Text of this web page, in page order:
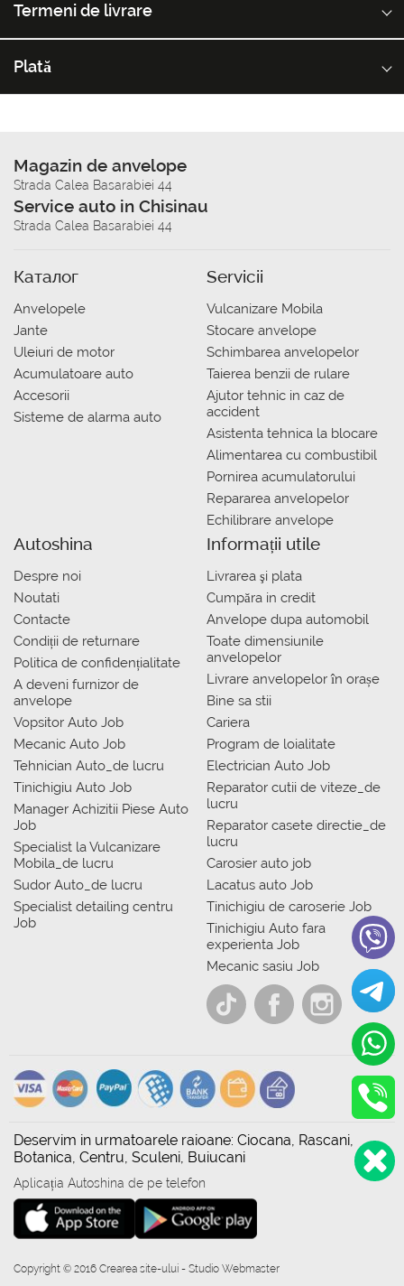
Termeni de livrare
Plată
Magazin de anvelope
Strada Calea Basarabiei 44
Service auto in Chisinau
Strada Calea Basarabiei 44
Каталог
Anvelopele
Jante
Uleiuri de motor
Acumulatoare auto
Accesorii
Sisteme de alarma auto
Servicii
Vulcanizare Mobila
Stocare anvelope
Schimbarea anvelopelor
Taierea benzii de rulare
Ajutor tehnic in caz de
accident
Asistenta tehnica la blocare
Alimentarea cu combustibil
Pornirea acumulatorului
Repararea anvelopelor
Echilibrare anvelope
Autoshina
Despre noi
Noutati
Contacte
Condiții de returnare
Politica de confidențialitate
A deveni furnizor de
anvelope
Vopsitor Auto Job
Mecanic Auto Job
Tehnician Auto_de lucru
Tinichigiu Auto Job
Manager Achizitii Piese Auto
Job
Specialist la Vulcanizare
Mobila_de lucru
Sudor Auto_de lucru
Specialist detailing centru
Job
Informații utile
Livrarea şi plata
Сumpăra in credit
Anvelope dupa automobil
Toate dimensiunile
anvelopelor
Livrare anvelopelor în orașe
Bine sa stii
Cariera
Program de loialitate
Electrician Auto Job
Reparator cutii de viteze_de
lucru
Reparator casete directie_de
lucru
Carosier auto job
Lacatus auto Job
Tinichigiu de caroserie Job
Tinichigiu Auto fara
experienta Job
Mecanic sasiu Job
Deservim in urmatoarele raioane: Ciocana, Rascani,
Botanica, Centru, Sculeni, Buiucani
Aplicația Autoshina de pe telefon
Copyright © 2016 Crearea site-ului - Studio Webmaster